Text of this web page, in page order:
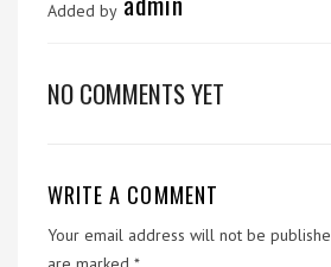
Added by
NO COMMENTS YET
WRITE A COMMENT
Your email address will not be